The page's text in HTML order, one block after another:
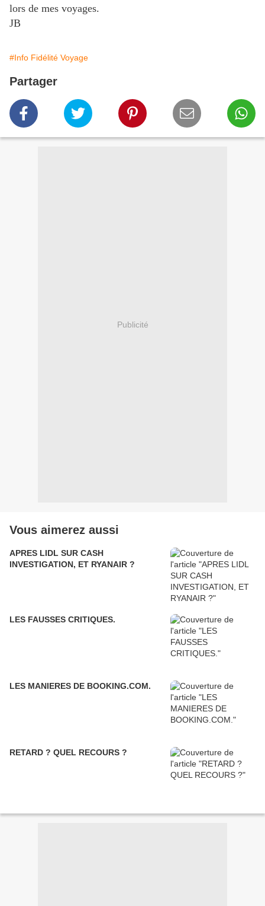
lors de mes voyages.
JB
#Info Fidélité Voyage
Partager
Publicité
Vous aimerez aussi
APRES LIDL SUR CASH
INVESTIGATION, ET RYANAIR ?
LES FAUSSES CRITIQUES.
LES MANIERES DE BOOKING.COM.
RETARD ? QUEL RECOURS ?